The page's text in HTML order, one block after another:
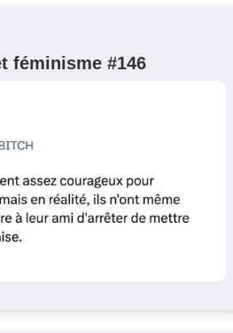
féminisme #146